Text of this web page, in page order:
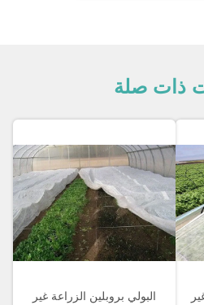
ذات صلة
البولي بروبلين الزراعة غير